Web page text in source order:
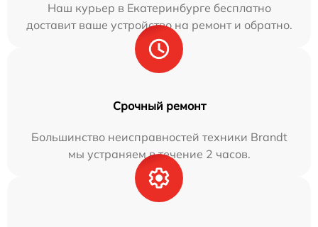
Наш курьер в Екатеринбурге бесплатно
доставит ваше устройство на ремонт и обратно.
Срочный ремонт
Большинство неисправностей техники Brandt
мы устраняем в течение 2 часов.